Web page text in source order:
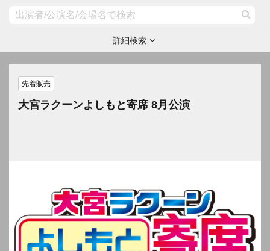
詳細検索
先着販売
大宮ラクーンよしもと寄席 8月公演